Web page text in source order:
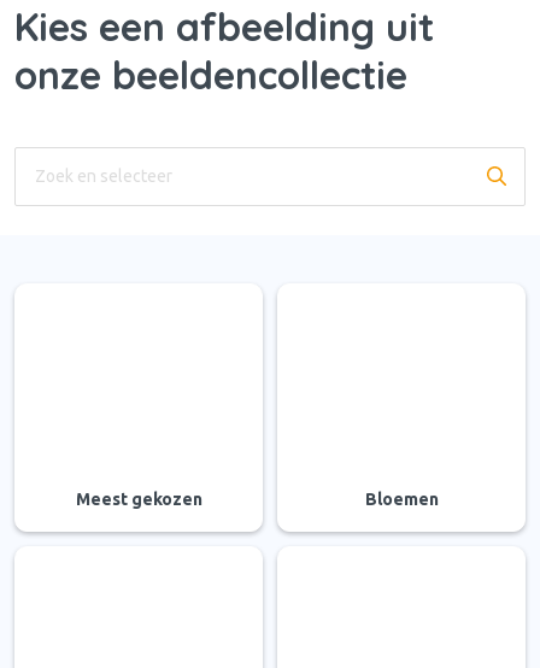
Kies een afbeelding uit
onze beeldencollectie
Meest gekozen Bloemen